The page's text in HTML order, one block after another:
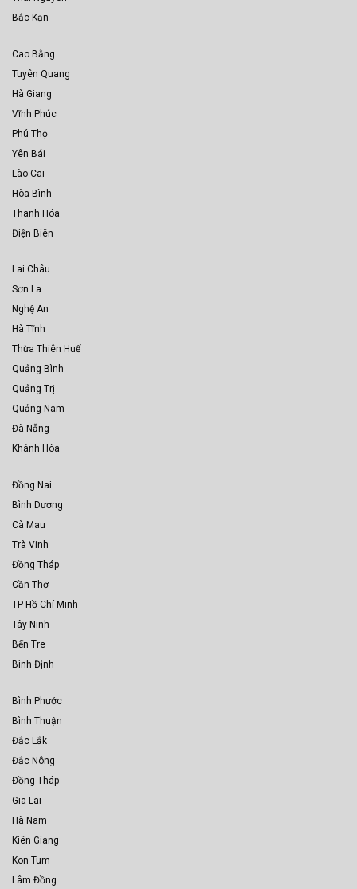
Bắc Kạn
Cao Bằng
Tuyên Quang
Hà Giang
Vĩnh Phúc
Phú Thọ
Yên Bái
Lào Cai
Hòa Bình
Thanh Hóa
Điện Biên
Lai Châu
Sơn La
Nghệ An
Hà Tĩnh
Thừa Thiên Huế
Quảng Bình
Quảng Trị
Quảng Nam
Đà Nẵng
Khánh Hòa
Đồng Nai
Bình Dương
Cà Mau
Trà Vinh
Đồng Tháp
Cần Thơ
TP Hồ Chí Minh
Tây Ninh
Bến Tre
Bình Định
Bình Phước
Bình Thuận
Đắc Lắk
Đắc Nông
Đồng Tháp
Gia Lai
Hà Nam
Kiên Giang
Kon Tum
Lâm Đồng